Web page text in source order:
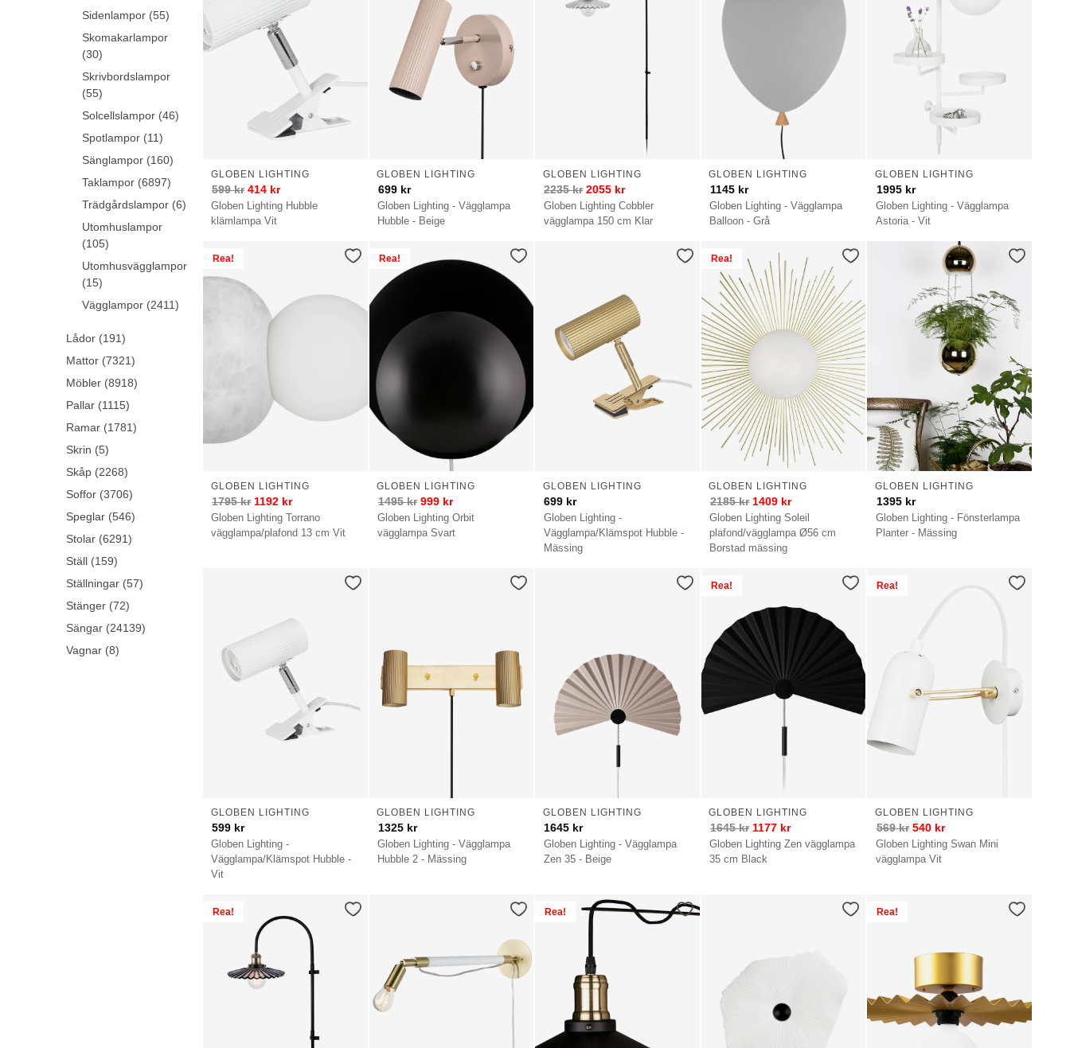
Globen Lighting Hubble
klämlampa Vit
GLOBEN LIGHTING
599kr 414 kr
Globen Lighting - Vägglampa
Hubble - Beige
GLOBEN LIGHTING
699 kr
Globen Lighting Cobbler
vägglampa 150 cm Klar
GLOBEN LIGHTING
2235kr 2055 kr
Globen Lighting - Vägglampa
Balloon - Grå
GLOBEN LIGHTING
1145 kr
Globen Lighting - Vägglampa
Astoria - Vit
GLOBEN LIGHTING
1995 kr
Rea!
Globen Lighting Torrano
vägglampa/plafond 13 cm Vit
GLOBEN LIGHTING
1795kr 1192 kr
Rea!
Globen Lighting Orbit
vägglampa Svart
GLOBEN LIGHTING
1495kr 999 kr
Globen Lighting -
Vägglampa/Klämspot Hubble -
Mässing
GLOBEN LIGHTING
699 kr
Rea!
Globen Lighting Soleil
plafond/vägglampa Ø56 cm
Borstad mässing
GLOBEN LIGHTING
2185kr 1409 kr
Globen Lighting - Fönsterlampa
Planter - Mässing
GLOBEN LIGHTING
1395 kr
Globen Lighting -
Vägglampa/Klämspot Hubble -
Vit
GLOBEN LIGHTING
599 kr
Globen Lighting - Vägglampa
Hubble 2 - Mässing
GLOBEN LIGHTING
1325 kr
Globen Lighting - Vägglampa
Zen 35 - Beige
GLOBEN LIGHTING
1645 kr
Rea!
Globen Lighting Zen vägglampa
35 cm Black
GLOBEN LIGHTING
1645kr 1177 kr
Rea!
Globen Lighting Swan Mini
vägglampa Vit
GLOBEN LIGHTING
569kr 540 kr
Rea! Rea! Rea!
Sidenlampor (55)
Skomakarlampor
(30)
Skrivbordslampor
(55)
Solcellslampor (46)
Spotlampor (11)
Sänglampor (160)
Taklampor (6897)
Trädgårdslampor (6)
Utomhuslampor
(105)
Utomhusvägglampor
(15)
Vägglampor (2411)
Lådor (191)
Mattor (7321)
Möbler (8918)
Pallar (1115)
Ramar (1781)
Skrin (5)
Skåp (2268)
Soffor (3706)
Speglar (546)
Stolar (6291)
Ställ (159)
Ställningar (57)
Stänger (72)
Sängar (24139)
Vagnar (8)